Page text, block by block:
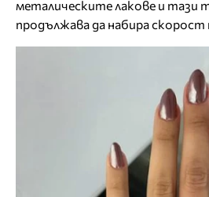
металическите лакове и тази
продължава да набира скорост